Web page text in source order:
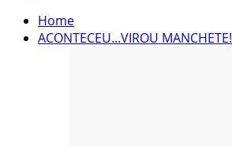
Home
ACONTECEU...VIROU MANCHETE!